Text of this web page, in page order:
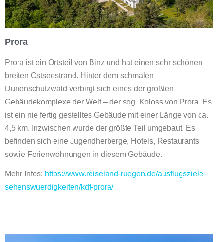
Prora
Prora ist ein Ortsteil von Binz und hat einen sehr schönen
breiten Ostseestrand. Hinter dem schmalen
Dünenschutzwald verbirgt sich eines der größten
Gebäudekomplexe der Welt – der sog. Koloss von Prora. Es
ist ein nie fertig gestelltes Gebäude mit einer Länge von ca.
4,5 km. Inzwischen wurde der größte Teil umgebaut. Es
befinden sich eine Jugendherberge, Hotels, Restaurants
sowie Ferienwohnungen in diesem Gebäude.
Mehr Infos: https://www.reiseland-ruegen.de/ausflugsziele-
sehenswuerdigkeiten/kdf-prora/